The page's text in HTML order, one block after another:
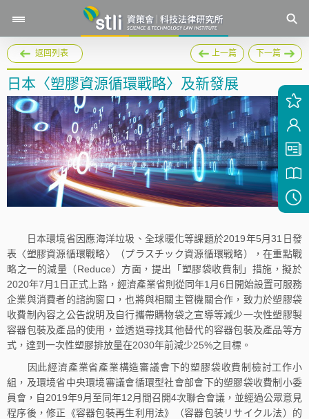
返回列表 上一篇 下一篇
日本〈塑膠資源循環戰略〉及新發展
日本環境省因應海洋垃圾、全球暖化等課題於2019年5月31日發
表〈塑膠資源循環戰略〉（プラスチック資源循環戦略），在重點戰
略之一的減量（Reduce）方面，提出「塑膠袋收費制」措施，擬於
2020年7月1日正式上路，經濟產業省則從同年1月6日開始設置可服務
企業與消費者的諮詢窗口，也將與相關主管機關合作，致力於塑膠袋
收費制內容之公告說明及自行攜帶購物袋之宣導等減少一次性塑膠製
容器包裝及產品的使用，並透過尋找其他替代的容器包裝及產品等方
式，達到一次性塑膠排放量在2030年前減少25%之目標。
因此經濟產業省產業構造審議會下的塑膠袋收費制檢討工作小
組，及環境省中央環境審議會循環型社會部會下的塑膠袋收費制小委
員會，自2019年9月至同年12月間召開4次聯合會議，並經過公眾意見
程序後，修正《容器包裝再生利用法》（容器包装リサイクル法）的